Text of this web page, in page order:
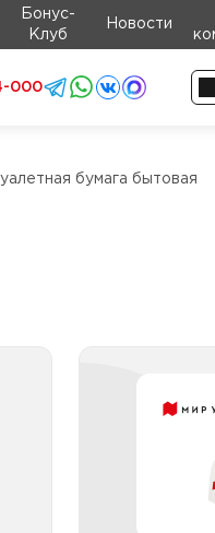
Бонус-
Клуб
Новости
000
бумага бытовая